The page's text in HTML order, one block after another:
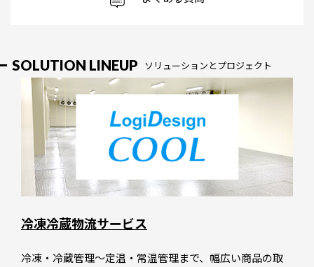
SOLUTION LINEUP ソリューションとプロジェクト
冷凍冷蔵物流サービス
冷凍・冷蔵管理～定温・常温管理まで、幅広い商品の取